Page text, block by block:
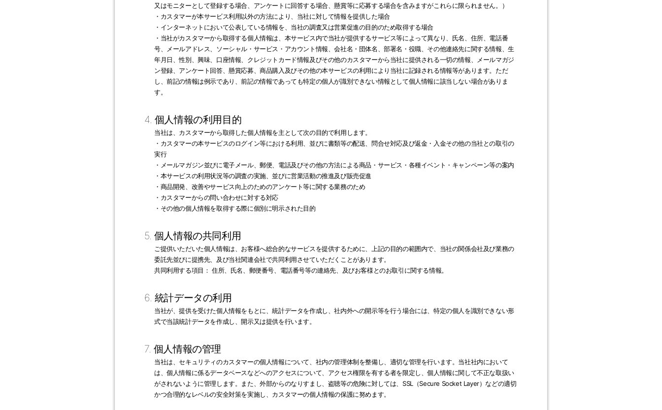
又はモニターとして登録する場合、アンケートに回答する場合、懸賞等に応募する場合を含みますがこれらに限られません。）
・カスタマーが本サービス利用以外の方法により、当社に対して情報を提供した場合
・インターネットにおいて公表している情報を、当社の調査又は営業促進の目的のため取得する場合
・当社がカスタマーから取得する個人情報は、本サービス内で当社が提供するサービス等によって異なり、氏名、住所、電話番
号、メールアドレス、ソーシャル・サービス・アカウント情報、会社名・団体名、部署名・役職、その他連絡先に関する情報、生
年月日、性別、興味、口座情報、クレジットカード情報及びその他のカスタマーから当社に提供される一切の情報、メールマガジ
ン登録、アンケート回答、懸賞応募、商品購入及びその他の本サービスの利用により当社に記録される情報等があります。ただ
し、前記の情報は例示であり、前記の情報であっても特定の個人が識別できない情報として個人情報に該当しない場合がありま
す。
4. 個人情報の利用目的
当社は、カスタマーから取得した個人情報を主として次の目的で利用します。
・カスタマーの本サービスのログイン等における利用、並びに書類等の配送、問合せ対応及び返金・入金その他の当社との取引の
実行
・メールマガジン並びに電子メール、郵便、電話及びその他の方法による商品・サービス・各種イベント・キャンペーン等の案内
・本サービスの利用状況等の調査の実施、並びに営業活動の推進及び販売促進
・商品開発、改善やサービス向上のためのアンケート等に関する業務のため
・カスタマーからの問い合わせに対する対応
・その他の個人情報を取得する際に個別に明示された目的
5. 個人情報の共同利用
ご提供いただいた個人情報は、お客様へ総合的なサービスを提供するために、上記の目的の範囲内で、当社の関係会社及び業務の
委託先並びに提携先、及び当社関連会社で共同利用させていただくことがあります。
共同利用する項目： 住所、氏名、郵便番号、電話番号等の連絡先、及びお客様とのお取引に関する情報。
6. 統計データの利用
当社が、提供を受けた個人情報をもとに、統計データを作成し、社内外への開示等を行う場合には、特定の個人を識別できない形
式で当該統計データを作成し、開示又は提供を行います。
7. 個人情報の管理
当社は、セキュリティのカスタマーの個人情報について、社内の管理体制を整備し、適切な管理を行います。当社社内において
は、個人情報に係るデータベースなどへのアクセスについて、アクセス権限を有する者を限定し、個人情報に関して不正な取扱い
がされないように管理します。また、外部からのなりすまし、盗聴等の危険に対しては、SSL（Secure Socket Layer）などの適切
かつ合理的なレベルの安全対策を実施し、カスタマーの個人情報の保護に努めます。